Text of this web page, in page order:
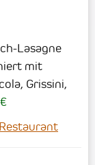
Lasagne
mit
Grissini,